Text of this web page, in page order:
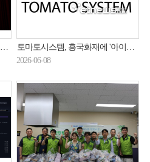
토마토시스템, 흥국화재에 '아이큐봇(AIQBot)' 공급…“넥스트 코어 프로젝트 참여”
2026-06-08